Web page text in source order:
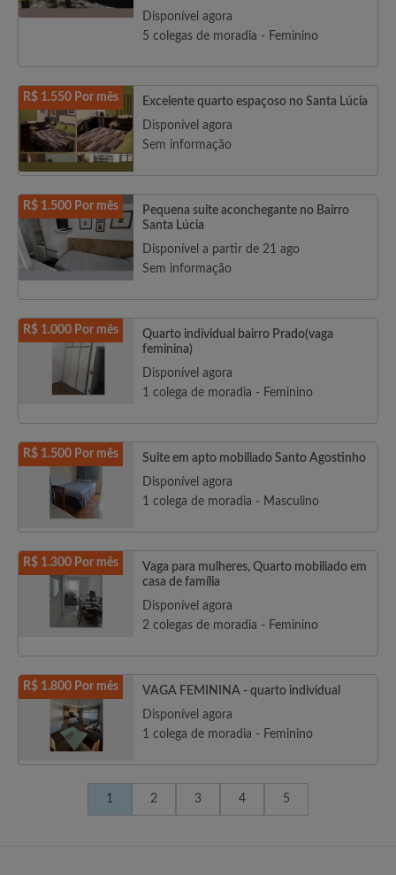
Disponível agora
5 colegas de moradia - Feminino
R$ 1.550 Por mês
Excelente quarto espaçoso no Santa Lúcia
Disponível agora
Sem informação
R$ 1.500 Por mês
Pequena suite aconchegante no Bairro
Santa Lúcia
Disponível a partir de 21 ago
Sem informação
R$ 1.000 Por mês
Quarto individual bairro Prado(vaga
feminina)
Disponível agora
1 colega de moradia - Feminino
R$ 1.500 Por mês
Suite em apto mobiliado Santo Agostinho
Disponível agora
1 colega de moradia - Masculino
R$ 1.300 Por mês
Vaga para mulheres, Quarto mobiliado em
casa de família
Disponível agora
2 colegas de moradia - Feminino
R$ 1.800 Por mês
VAGA FEMININA - quarto individual
Disponível agora
1 colega de moradia - Feminino
1 2 3 4 5